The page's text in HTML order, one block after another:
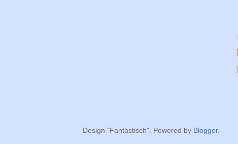
Design "Fantastisch". Powered by Blogger.